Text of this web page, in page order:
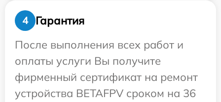
4
Гарантия
После выполнения всех работ и
оплаты услуги Вы получите
фирменный сертификат на ремонт
устройства BETAFPV сроком на 36